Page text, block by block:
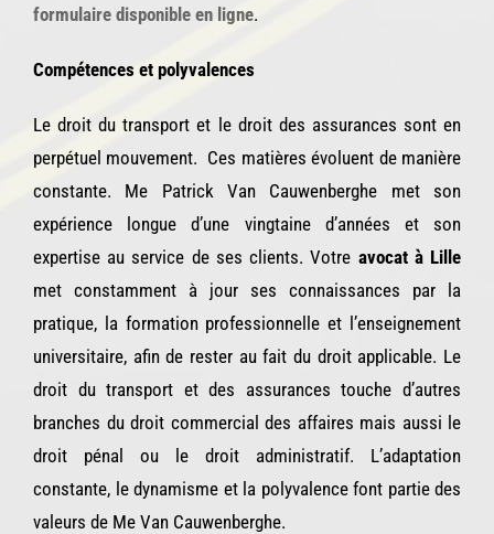
formulaire disponible en ligne.
Compétences et polyvalences
Le droit du transport et le droit des assurances sont en
perpétuel mouvement. Ces matières évoluent de manière
constante. Me Patrick Van Cauwenberghe met son
expérience longue d’une vingtaine d’années et son
expertise au service de ses clients. Votre avocat à Lille
met constamment à jour ses connaissances par la
pratique, la formation professionnelle et l’enseignement
universitaire, afin de rester au fait du droit applicable. Le
droit du transport et des assurances touche d’autres
branches du droit commercial des affaires mais aussi le
droit pénal ou le droit administratif. L’adaptation
constante, le dynamisme et la polyvalence font partie des
valeurs de Me Van Cauwenberghe.